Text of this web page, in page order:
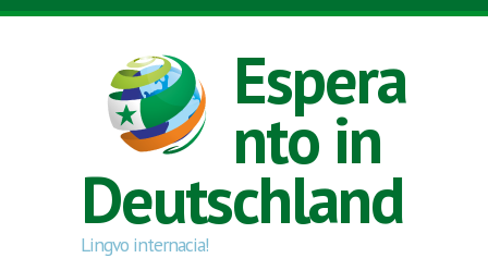
Direkt zum Inhalt
Espera
nto in
Deutschland
Lingvo internacia!